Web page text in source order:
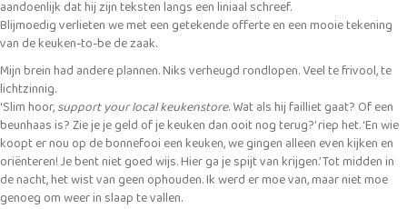
aandoenlijk dat hij zijn teksten langs een liniaal schreef.
Blijmoedig verlieten we met een getekende offerte en een mooie tekening
van de keuken-to-be de zaak.
Mijn brein had andere plannen. Niks verheugd rondlopen. Veel te frivool, te
lichtzinnig.
‘Slim hoor,support your local keukenstore. Wat als hij failliet gaat? Of een
beunhaas is? Zie je je geld of je keuken dan ooit nog terug?’ riep het. ‘En wie
koopt er nou op de bonnefooi een keuken, we gingen alleen even kijken en
oriënteren! Je bent niet goed wijs. Hier ga je spijt van krijgen.’ Tot midden in
de nacht, het wist van geen ophouden. Ik werd er moe van, maar niet moe
genoeg om weer in slaap te vallen.